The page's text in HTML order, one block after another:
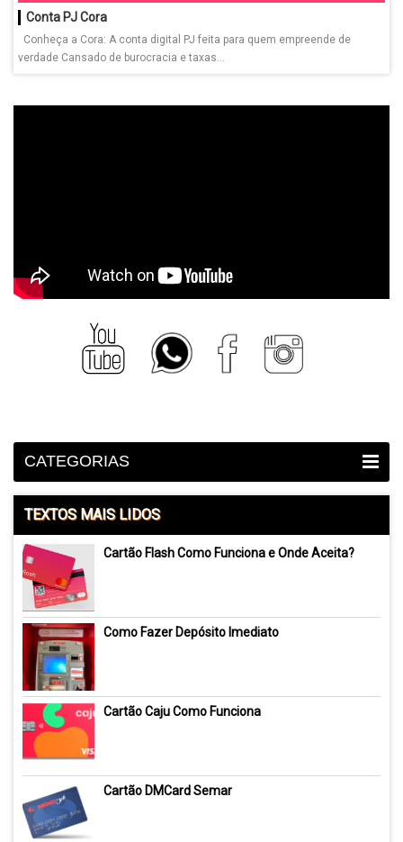
Conta PJ Cora
Conheça a Cora: A conta digital PJ feita para quem empreende de
verdade Cansado de burocracia e taxas...
CATEGORIAS
TEXTOS MAIS LIDOS
Cartão Flash Como Funciona e Onde Aceita?
Como Fazer Depósito Imediato
Cartão Caju Como Funciona
Cartão DMCard Semar